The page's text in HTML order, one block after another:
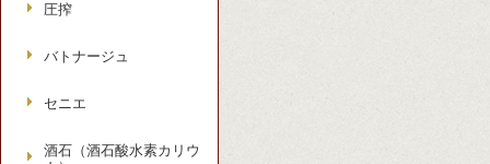
圧搾
バトナージュ
セニエ
酒石（酒石酸水素カリウ